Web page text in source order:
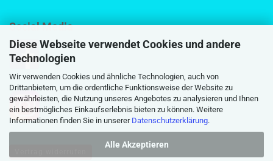
Diese Webseite verwendet Cookies und andere
Technologien
Wir verwenden Cookies und ähnliche Technologien, auch von
Drittanbietern, um die ordentliche Funktionsweise der Website zu
gewährleisten, die Nutzung unseres Angebotes zu analysieren und Ihnen
ein bestmögliches Einkaufserlebnis bieten zu können. Weitere
Informationen finden Sie in unserer Datenschutzerklärung.
Alle Akzeptieren
Social Media